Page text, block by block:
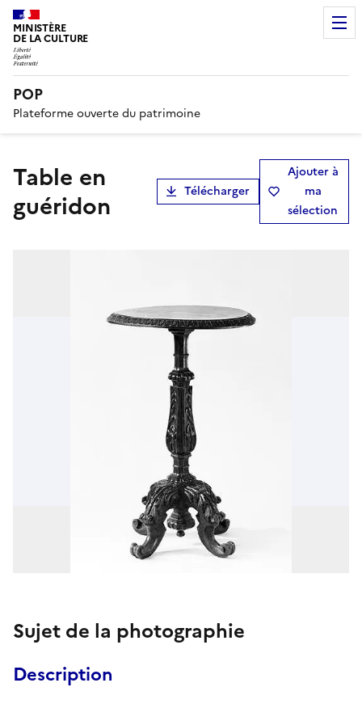
MINISTÈRE
DE LA CULTURE
POP
Plateforme ouverte du patrimoine
table en
guéridon
Télécharger
Ajouter à
ma
sélection
Sujet de la photographie
Description